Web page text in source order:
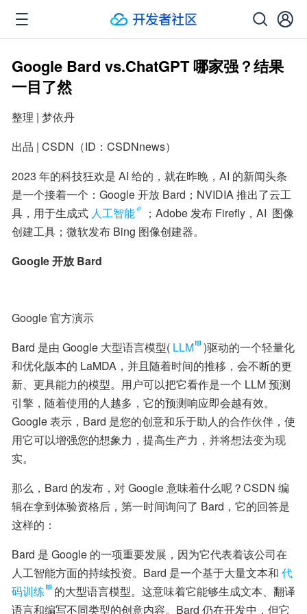
Google Bard vs.ChatGPT 哪家强？结果
一目了然
整理 | 梦依丹
出品 | CSDN（ID：CSDNnews）
2023 年的科技狂欢是 AI 给的，就在昨晚，AI 的新闻头条
是一个接着一个：Google 开放 Bard；NVIDIA 推出了云工
具，用于生成式 人工智能
；Adobe 发布 Firefly，AI  图像
创建工具；微软发布 Bing 图像创建器。
Google 开放 Bard
Google 官方演示
Bard 是由 Google 大型语言模型( LLM
)驱动的一个轻量化
和优化版本的 LaMDA，并且随着时间的推移，会不断的更
新、更具能力的模型。用户可以把它看作是一个 LLM 预测
引擎，随着使用的人越多，它的预测响应即会越有效。
Google 表示，Bard 是您的创意和乐于助人的合作伙伴，使
用它可以增强您的想象力，提高生产力，并将想法变为现
实。
那么，Bard 的发布，对 Google 意味着什么呢？CSDN 编
辑在拿到体验资格后，第一时间询问了 Bard，它的回答是
这样的：
Bard 是 Google 的一项重要发展，因为它代表着该公司在
人工智能方面的持续投资。Bard 是一个基于大量文本和 代
码训练
的大型语言模型。这意味着它能够生成文本、翻译
语言和编写不同类型的创意内容。Bard 仍在开发中，但它